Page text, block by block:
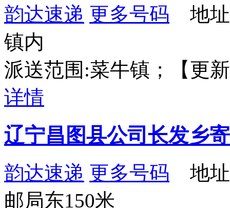
韵达速递 更多号码 地址
镇内
派送范围:菜牛镇；【更
详情
辽宁昌图县公司长发乡
韵达速递 更多号码 地址
邮局东150米